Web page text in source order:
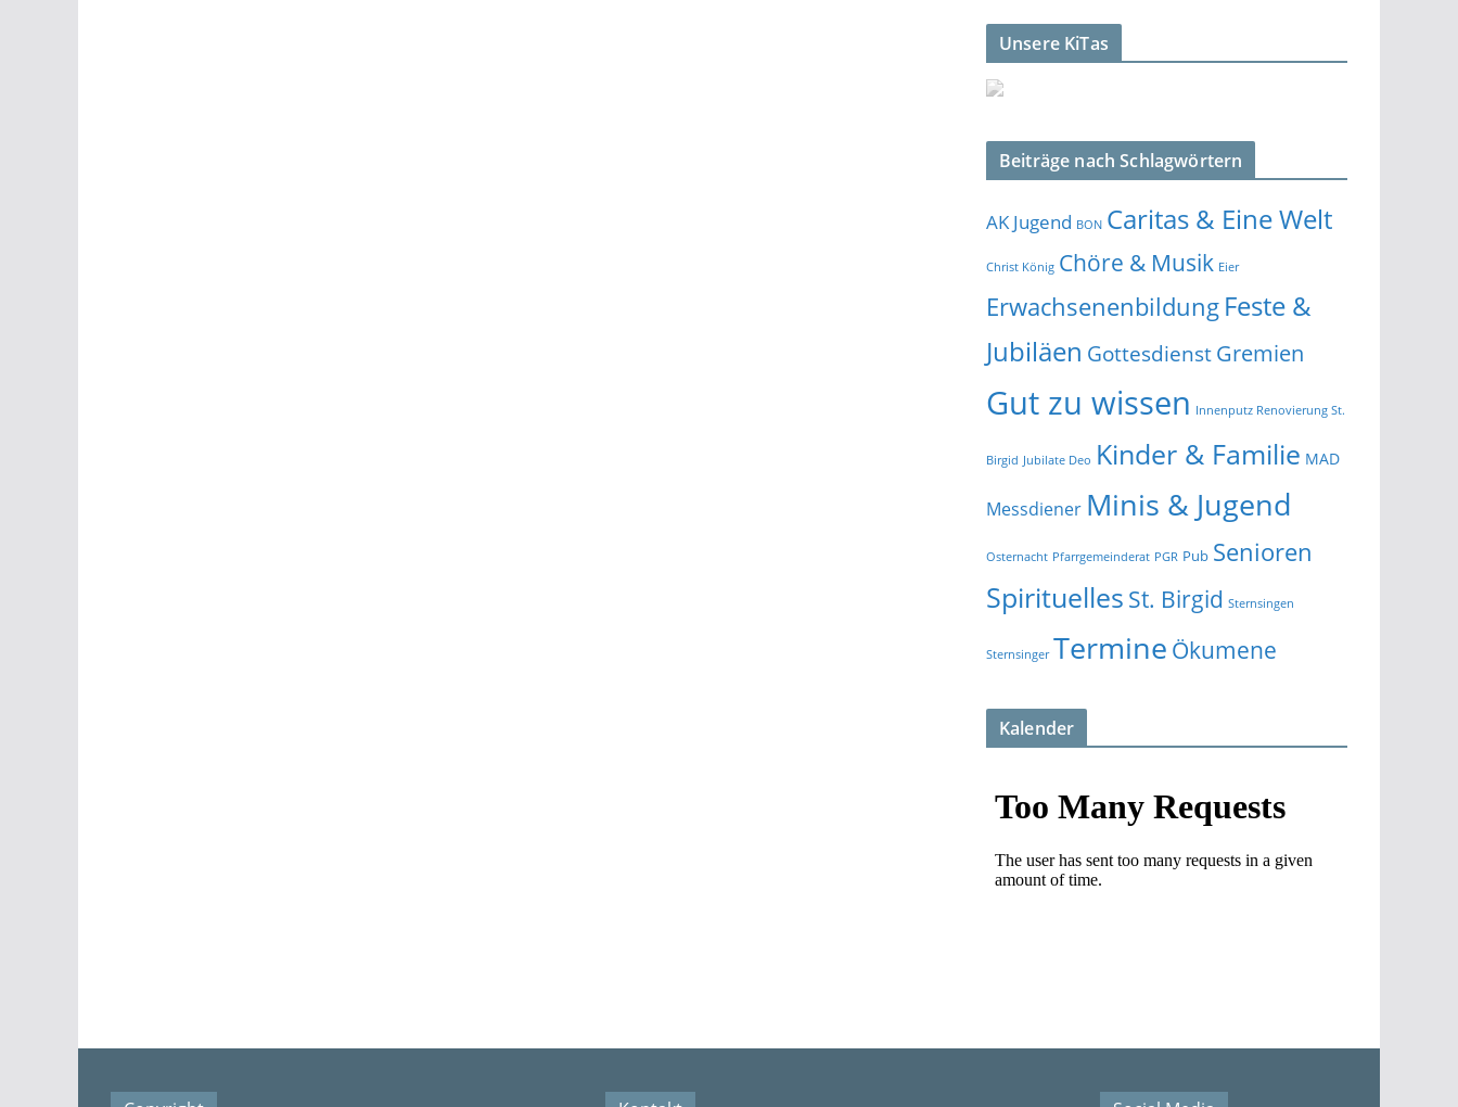
Unsere KiTas
Beiträge nach Schlagwörtern
AK Jugend BON Caritas & Eine Welt
Christ König Chöre & Musik Eier
Erwachsenenbildung Feste &
Jubiläen GottesdienstGremien
Gut zu wissen Innenputz Renovierung St.
Birgid Jubilate Deo Kinder & Familie MAD
Messdiener Minis & Jugend
Osternacht Pfarrgemeinderat PGR Pub Senioren
Spirituelles St. Birgid Sternsingen
Sternsinger Termine Ökumene
Kalender